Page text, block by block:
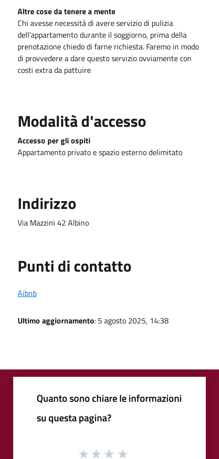
Altre cose da tenere a mente
Chi avesse necessità di avere servizio di pulizia
dell'appartamento durante il soggiorno, prima della
prenotazione chiedo di farne richiesta. Faremo in modo
di provvedere a dare questo servizio ovviamente con
costi extra da pattuire
Modalità d'accesso
Accesso per gli ospiti
Appartamento privato e spazio esterno delimitato
Indirizzo
Via Mazzini 42 Albino
Punti di contatto
Aibnb
Ultimo aggiornamento: 5 agosto 2025, 14:38
Quanto sono chiare le informazioni
su questa pagina?